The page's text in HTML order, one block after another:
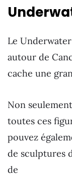
Le
autour de
cache une
Non
toutes ces
pouvez
de sculptures
de